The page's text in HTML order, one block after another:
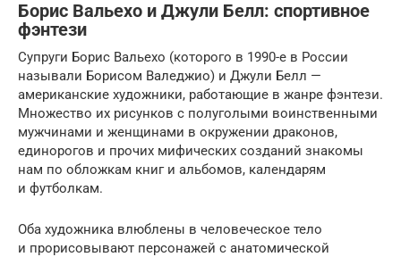
Борис Вальехо и Джули Белл: спортивное
фэнтези
Супруги Борис Вальехо (которого в 1990-е в России
называли Борисом Валеджио) и Джули Белл —
американские художники, работающие в жанре фэнтези.
Множество их рисунков с полуголыми воинственными
мужчинами и женщинами в окружении драконов,
единорогов и прочих мифических созданий знакомы
нам по обложкам книг и альбомов, календарям
и футболкам.
Оба художника влюблены в человеческое тело
и прорисовывают персонажей с анатомической